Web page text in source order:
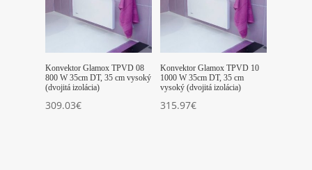
Konvektor Glamox TPVD 08
800 W 35cm DT, 35 cm vysoký
(dvojitá izolácia)
309.03€
Konvektor Glamox TPVD 10
1000 W 35cm DT, 35 cm
vysoký (dvojitá izolácia)
315.97€